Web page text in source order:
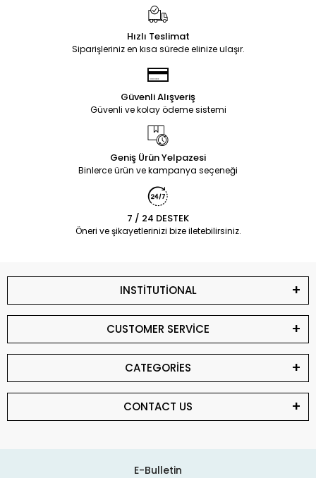
Hızlı Teslimat
Siparişleriniz en kısa sürede elinize ulaşır.
Güvenli Alışveriş
Güvenli ve kolay ödeme sistemi
Geniş Ürün Yelpazesi
Binlerce ürün ve kampanya seçeneği
7 / 24 DESTEK
Öneri ve şikayetlerinizi bize iletebilirsiniz.
INSTİTUTİONAL
CUSTOMER SERVİCE
CATEGORİES
CONTACT US
E-Bulletin